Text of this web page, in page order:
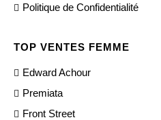
Politique de Confidentialité
TOP VENTES FEMME
Edward Achour
Premiata
Front Street